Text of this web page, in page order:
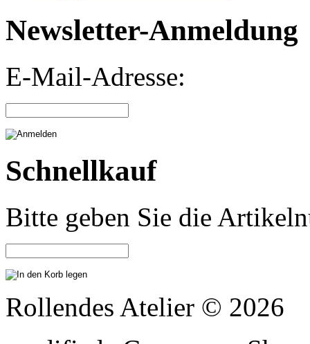
Newsletter-Anmeldung
E-Mail-Adresse:
Schnellkauf
Bitte geben Sie die
Rollendes Atelier © 2026